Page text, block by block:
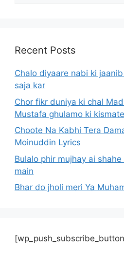
Recent Posts
Chalo diyaare nabi ki
saja kar
Chor fikr duniya ki chal
Mustafa ghulamo ki
Choote Na Kabhi Tera
Moinuddin Lyrics
Bulalo phir mujhay ai
main
Bhar do jholi meri Ya